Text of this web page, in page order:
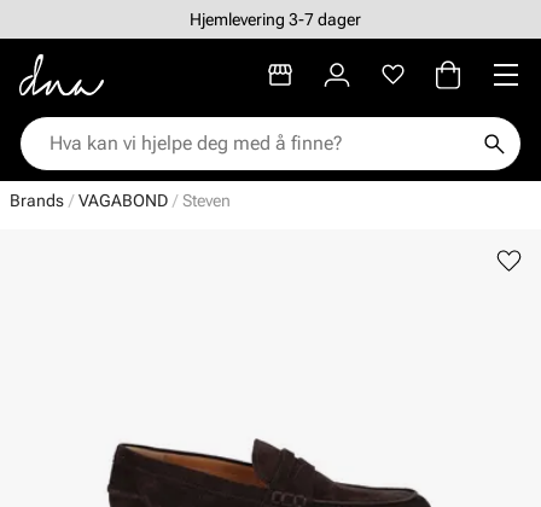
Hjemlevering 3-7 dager
Brands VAGABOND Steven